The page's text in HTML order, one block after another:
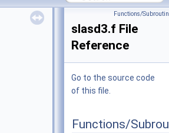
Functions/
slasd3.f File
Reference
Go to the source code
of this file.
Functions/